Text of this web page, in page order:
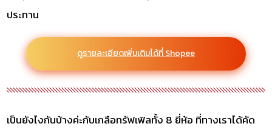
ประทาน
ดูรายละเอียดเพิ่มเติมได้ที่ Shopee
เป็นยังไงกันบ้างค่ะกับเกลือทรัฟเฟิลทั้ง 8 ยี่ห้อ ที่ทางเราได้คัด